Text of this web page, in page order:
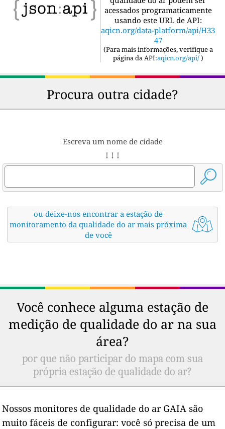
acessados programaticamente
usando este URL de API:
aqicn.org/data-platform/api/H33
47
(Para mais informações, verifique a
página da API:aqicn.org/api/ )
Procura outra cidade?
Escreva um nome de cidade
↓ ↓ ↓
ou deixe-nos encontrar a estação de
monitoramento da qualidade do ar mais próxima
de você
Você conhece alguma estação de
medição de qualidade do ar na sua
área?
por que não participar do mapa com sua
própria estação de qualidade do ar?
Nossos monitores de qualidade do ar GAIA são
muito fáceis de configurar: você só precisa de um